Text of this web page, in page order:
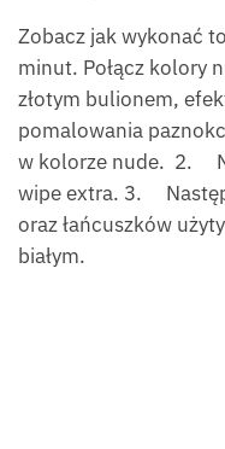
Zobacz jak wykonać
minut. Połącz kolory
złotym bulionem,
pomalowania
w kolorze nude. 2.
wipe extra. 3.
oraz łańcuszków
białym.